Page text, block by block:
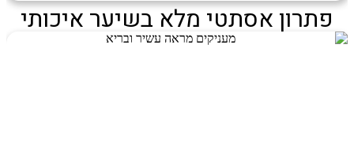
פתרון אסתטי מלא בשיער איכותי